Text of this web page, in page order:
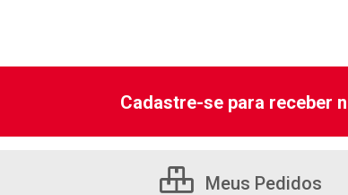
Cadastre-se para receber
Meus Pedidos